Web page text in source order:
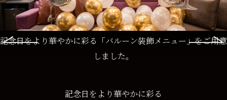
記念日をより華やかに彩る「バルーン装飾メニュー」をご用意
しました。
記念日をより華やかに彩る